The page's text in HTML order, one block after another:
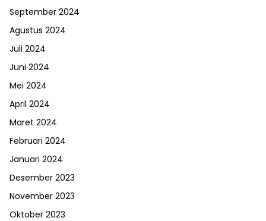
September 2024
Agustus 2024
Juli 2024
Juni 2024
Mei 2024
April 2024
Maret 2024
Februari 2024
Januari 2024
Desember 2023
November 2023
Oktober 2023